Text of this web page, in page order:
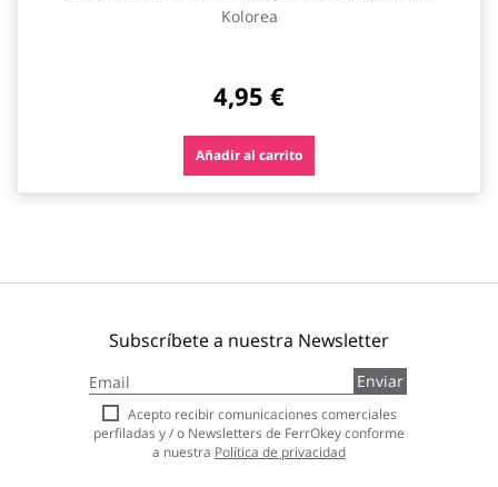
Kolorea
4,95 €
Añadir al carrito
Subscríbete a nuestra Newsletter
a
nuestro
boletín
de
Enviar
Acepto recibir comunicaciones comerciales
perfiladas y / o Newsletters de FerrOkey conforme
a nuestra Política de privacidad